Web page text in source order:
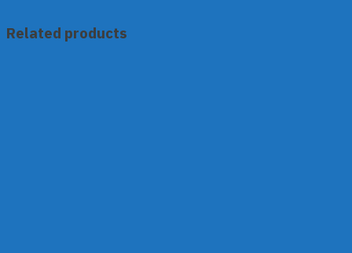
Related products